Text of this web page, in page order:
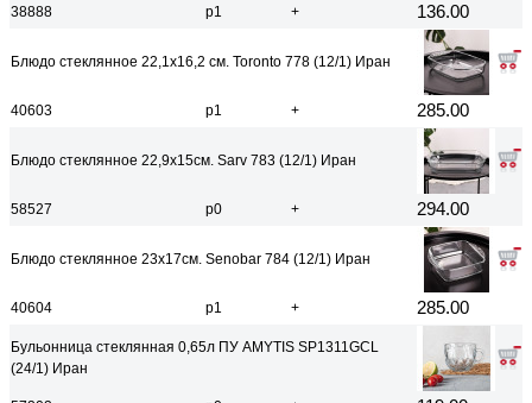
38888 р1 + 136.00
Блюдо стеклянное 22,1х16,2 см. Toronto 778 (12/1) Иран
40603 р1 + 285.00
Блюдо стеклянное 22,9х15см. Sarv 783 (12/1) Иран
58527 р0 + 294.00
Блюдо стеклянное 23х17см. Senobar 784 (12/1) Иран
40604 р1 + 285.00
Бульонница стеклянная 0,65л ПУ AMYTIS SP1311GCL
(24/1) Иран